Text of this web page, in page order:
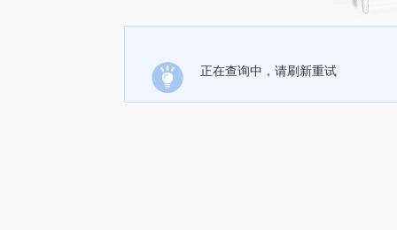
正在查询中，请刷新重试